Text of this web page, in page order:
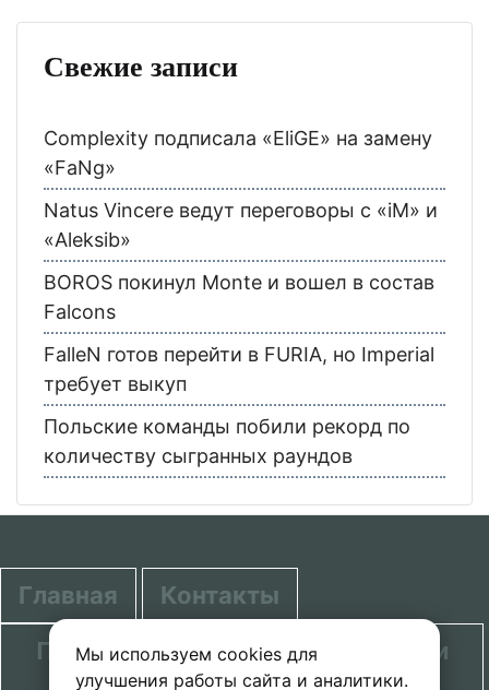
Мы используем cookies для
улучшения работы сайта и аналитики.
Свежие записи
Complexity подписала «EliGE» на замену
«FaNg»
Natus Vincere ведут переговоры с «iM» и
«Aleksib»
BOROS покинул Monte и вошел в состав
Falcons
FalleN готов перейти в FURIA, но Imperial
требует выкуп
Польские команды побили рекорд по
количеству сыгранных раундов
Главная
Контакты
Политика в отношении обработки